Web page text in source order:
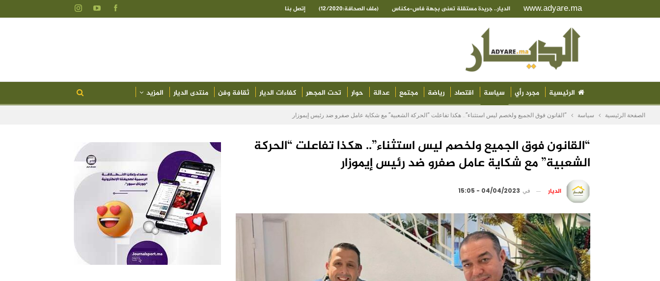
www.adyare.ma الديار.. جريدة مستقلة تعنى بجهة فاس-مكناس (ملف الصحافة:12/2020) إتصل بنا
الرئيسية مجرد رأي سياسة اقتصاد رياضة مجتمع عدالة حوار تحت المجهر كفاءات الديار ثقافة وفن منتدى الديار المزيد
الصفحة الرئيسية سياسة “القانون فوق الجميع ولخصم ليس استثناء”.. هكذا تفاعلت “الحركة الشعبية” مع شكاية عامل صفرو ضد رئيس إيموزار
“القانون فوق الجميع ولخصم ليس استثناء”.. هكذا تفاعلت “الحركة
الشعبية” مع شكاية عامل صفرو ضد رئيس إيموزار
الديار في 04/04/2023 - 15:05